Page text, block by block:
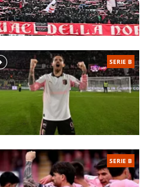
SERIE B
SERIE B